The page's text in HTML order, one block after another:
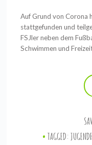
Auf Grund von Corona
stattgefunden und
FSJler neben dem
Schwimmen und
TAGGED: